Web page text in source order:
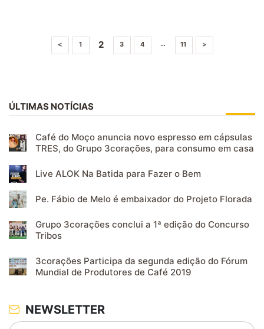
< 1 2 3 4 … 11 >
ÚLTIMAS NOTÍCIAS
Café do Moço anuncia novo espresso em cápsulas
TRES, do Grupo 3corações, para consumo em casa
Live ALOK Na Batida para Fazer o Bem
Pe. Fábio de Melo é embaixador do Projeto Florada
Grupo 3corações conclui a 1ª edição do Concurso
Tribos
3corações Participa da segunda edição do Fórum
Mundial de Produtores de Café 2019
NEWSLETTER